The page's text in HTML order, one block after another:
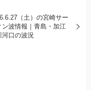
（土）の宮崎サー
ン波情報｜青島・加江
河口の波況